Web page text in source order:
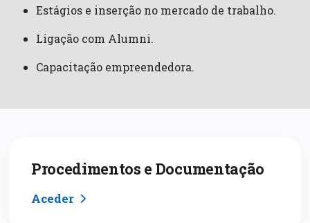
Estágios e inserção no mercado de trabalho.
Ligação com Alumni.
Capacitação empreendedora.
Procedimentos e Documentação
Aceder